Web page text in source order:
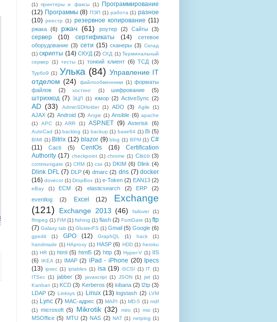
4B5A-4bfe-8F11-A626DCB6A921}\\pageColorization
(1) принтеры и факсы (1)
Программирование
(12) Программы (8) ПЭП (1) работа (1) разное
(10) реестр (1) резервное копирование (11)
ржака (6) ржач (61) роутер (2) Сайты (3)
сервер (10) сертификаты (14)
сетевое
оборудование (3) сети (15) сканеры (3) Склад
(1) скрипты (14) СКУД (2) СХД (1) Терминальный
сервер
(1) тесты (1) тонкий клиент (6) ТСД (3)
Турбо9 (1) Улька (84) Управление IT
отделом (24) файлообменники (1) форматы
файлов
(2) хостинг (1) шифрование (5)
штрихкод (7) ЭЦП (1) юмор (2) ActiveSync (2)
AD (33) AdminSDHolder (1) ADO (3) Agile (1)
AJAX (2) Android (3) Angie (1) Ansible (6) apache
(1)
APC (1) ARR (1) ASP.NET (9) Asterisk (6)
AutoCad (1) backlog (1) backup (1) base64 (1) Bi (5)
BIMI (1) Bitrix (12) blazor (9) blog (1) BPM (1) C#
(11)
Cacti (5) CentOs (16)
Certification
Authority (17) checkpoint (1) chrome (1) Cisco (3)
communigate (1) CRM (1) css (1) DKIM (6) Dlink (4)
Dlink DFL (7) DLP (4) dmarc (2) dns (7) docker
(16) dovecot (1) DropBox (1) e-Token (2) EAN13 (2)
eBay (1) ECM (2) elasticsearch (2) ERP
(2)
eventlog
(2) Excel (12)
Exchange
(121)
Exchange 2013 (46) failover
(1)
ffmpeg (1) FIM (1) fishing (1) flash (2) FortiGate (1) ftp
(7) Galaxy tab (1) GlusterFS (1) Gmail (5) Google (6)
gpedit (1) GPO (12) GraphQL (1) hack
(1)
handmade (1) HAproxy (1) HASP (6) HDD (1) heroku
(1) HR (1) html (5) html5 (2) http (3) Hyper-V (1) IIS
(6)
IKEA (1) IMAP (2) iPad - iPhone (20) Ipecs
(13) ipsec (1) iptables (1) isa (19) iSCSI (1) IT (1)
ITSec (1) jabber (3) javascript (1) JSON (1) jwt (1)
Kanban (1) KCD (3) Kerberos (6) kibana (2) l2tp (3)
LDAP (2) Linksys (1) Linux (13) logstash (2) LVM
(1) Lync (7) MAC-адрес (3) MAPI (1) MD-5 (1) mdf
(1) microsoft (5) Mikrotik (32) miro (1) msi (1)
MSOffice (5) MTU (2) NAS (2) NAT (1) netping (1)